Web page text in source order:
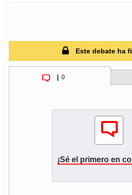
Este debate ha
0
¡Sé el primero en